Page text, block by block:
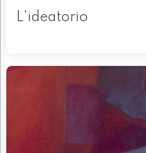
L'ideatorio